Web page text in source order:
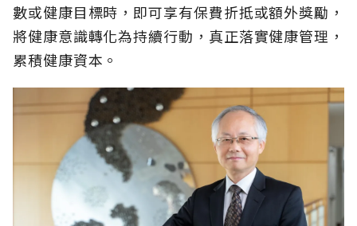
數或健康目標時，即可享有保費折抵或額外獎勵，
將健康意識轉化為持續行動，真正落實健康管理，
累積健康資本。